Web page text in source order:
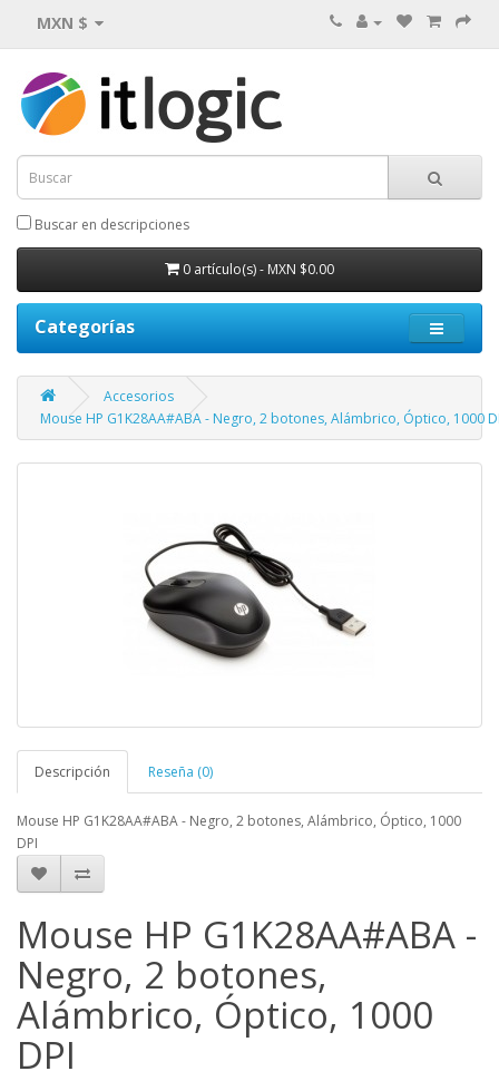
MXN $
Buscar en descripciones
0 artículo(s) - MXN $0.00
Categorías
Accesorios
Mouse HP G1K28AA#ABA - Negro, 2 botones, Alámbrico, Óptico, 1000
Descripción Reseña (0)
Mouse HP G1K28AA#ABA - Negro, 2 botones, Alámbrico, Óptico, 1000
DPI
Mouse HP G1K28AA#ABA -
Negro, 2 botones,
Alámbrico, Óptico, 1000
DPI